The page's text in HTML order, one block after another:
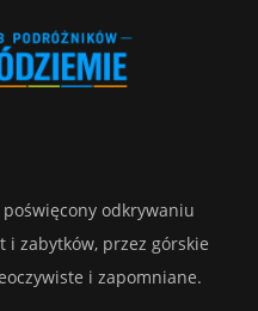
odkrywaniu
i zabytków, przez górskie
i zapomniane.